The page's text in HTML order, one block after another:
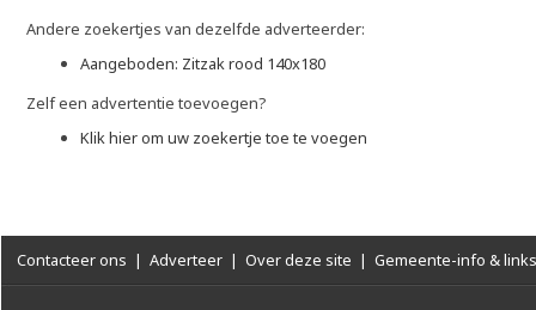
Andere zoekertjes van dezelfde adverteerder:
Aangeboden: Zitzak rood 140x180
Zelf een advertentie toevoegen?
Klik hier om uw zoekertje toe te voegen
Contacteer ons | Adverteer | Over deze site | Gemeente-info & links